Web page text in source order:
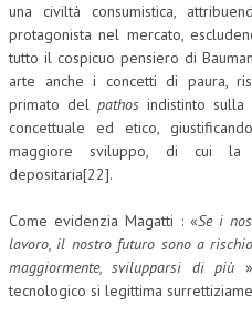
una civiltà consumistica,
protagonista nel mercato,
tutto il cospicuo pensiero di
arte anche i concetti di paura,
primato delpathos indistinto
concettuale ed etico,
maggiore sviluppo, di cui la
depositaria[22].
Come evidenzia Magatti : «Se i
lavoro, il nostro futuro sono a
maggiormente, svilupparsi di più
tecnologico si legittima